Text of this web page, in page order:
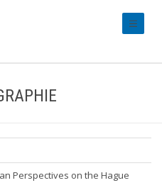
Perspectives on the Hague